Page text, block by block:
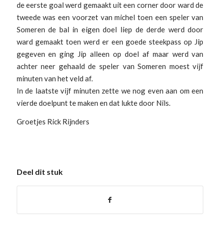
de eerste goal werd gemaakt uit een corner door ward de
tweede was een voorzet van michel toen een speler van
Someren de bal in eigen doel liep de derde werd door
ward gemaakt toen werd er een goede steekpass op Jip
gegeven en ging Jip alleen op doel af maar werd van
achter neer gehaald de speler van Someren moest vijf
minuten van het veld af.
In de laatste vijf minuten zette we nog even aan om een
vierde doelpunt te maken en dat lukte door Nils.
Groetjes Rick Rijnders
Deel dit stuk